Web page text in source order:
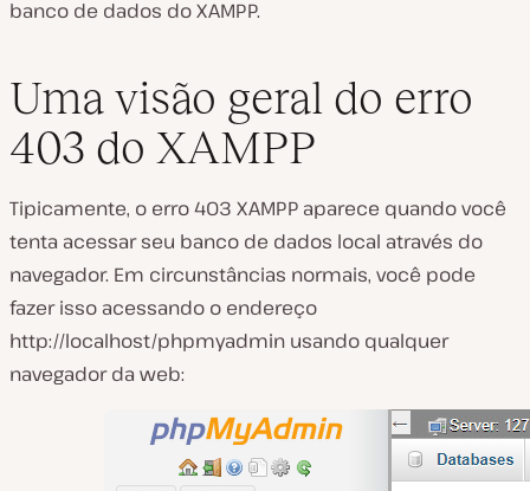
banco de dados do XAMPP.
Uma visão geral do erro
403 do XAMPP
Tipicamente, o erro 403 XAMPP aparece quando você
tenta acessar seu banco de dados local através do
navegador. Em circunstâncias normais, você pode
fazer isso acessando o endereço
http://localhost/phpmyadmin usando qualquer
navegador da web: